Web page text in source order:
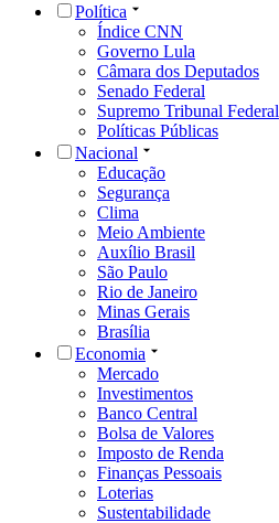
Política
Índice CNN
Governo Lula
Câmara dos Deputados
Senado Federal
Supremo Tribunal Federal
Políticas Públicas
Nacional
Educação
Segurança
Clima
Meio Ambiente
Auxílio Brasil
São Paulo
Rio de Janeiro
Minas Gerais
Brasília
Economia
Mercado
Investimentos
Banco Central
Bolsa de Valores
Imposto de Renda
Finanças Pessoais
Loterias
Sustentabilidade